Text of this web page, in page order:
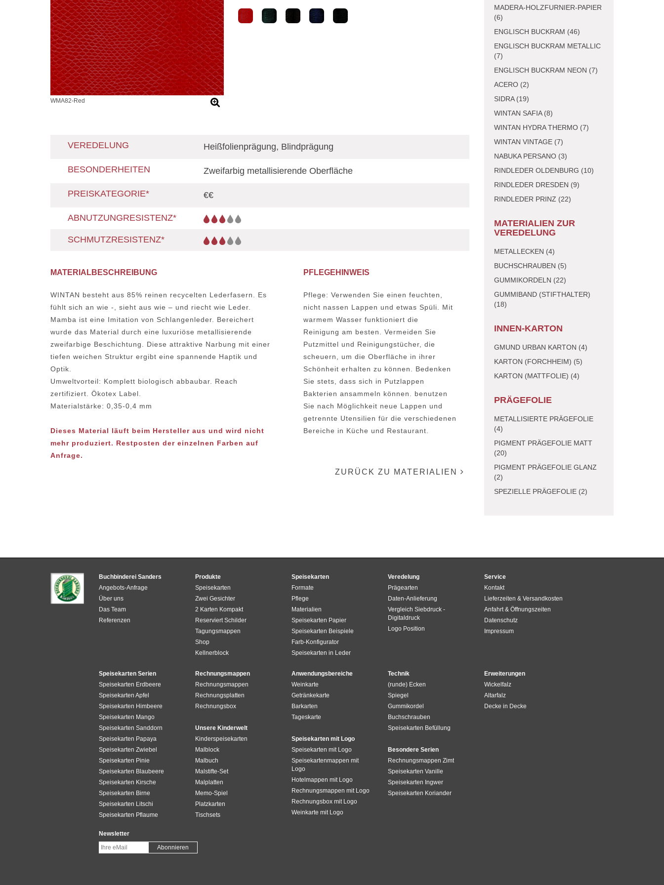
WMA82-Red
VEREDELUNG Heißfolienprägung, Blindprägung
BESONDERHEITEN Zweifarbig metallisierende Oberfläche
PREISKATEGORIE* €€
ABNUTZUNGRESISTENZ*
SCHMUTZRESISTENZ*
MATERIALBESCHREIBUNG
WINTAN besteht aus 85% reinen recycelten Lederfasern. Es
fühlt sich an wie -, sieht aus wie – und riecht wie Leder.
Mamba ist eine Imitation von Schlangenleder. Bereichert
wurde das Material durch eine luxuriöse metallisierende
zweifarbige Beschichtung. Diese attraktive Narbung mit einer
tiefen weichen Struktur ergibt eine spannende Haptik und
Optik.
Umweltvorteil: Komplett biologisch abbaubar. Reach
zertifiziert. Ökotex Label.
Materialstärke: 0,35-0,4 mm
Dieses Material läuft beim Hersteller aus und wird nicht
mehr produziert. Restposten der einzelnen Farben auf
Anfrage.
PFLEGEHINWEIS
Pflege: Verwenden Sie einen feuchten,
nicht nassen Lappen und etwas Spüli. Mit
warmem Wasser funktioniert die
Reinigung am besten. Vermeiden Sie
Putzmittel und Reinigungstücher, die
scheuern, um die Oberfläche in ihrer
Schönheit erhalten zu können. Bedenken
Sie stets, dass sich in Putzlappen
Bakterien ansammeln können. benutzen
Sie nach Möglichkeit neue Lappen und
getrennte Utensilien für die verschiedenen
Bereiche in Küche und Restaurant.
ZURÜCK ZU MATERIALIEN
MADERA-HOLZFURNIER-PAPIER
(6)
ENGLISCH BUCKRAM (46)
ENGLISCH BUCKRAM METALLIC
(7)
ENGLISCH BUCKRAM NEON (7)
ACERO (2)
SIDRA (19)
WINTAN SAFIA (8)
WINTAN HYDRA THERMO (7)
WINTAN VINTAGE (7)
NABUKA PERSANO (3)
RINDLEDER OLDENBURG (10)
RINDLEDER DRESDEN (9)
RINDLEDER PRINZ (22)
MATERIALIEN ZUR
VEREDELUNG
METALLECKEN (4)
BUCHSCHRAUBEN (5)
GUMMIKORDELN (22)
GUMMIBAND (STIFTHALTER)
(18)
INNEN-KARTON
GMUND URBAN KARTON (4)
KARTON (FORCHHEIM) (5)
KARTON (MATTFOLIE) (4)
PRÄGEFOLIE
METALLISIERTE PRÄGEFOLIE
(4)
PIGMENT PRÄGEFOLIE MATT
(20)
PIGMENT PRÄGEFOLIE GLANZ
(2)
SPEZIELLE PRÄGEFOLIE (2)
Buchbinderei Sanders
Angebots-Anfrage
Über uns
Das Team
Referenzen
Produkte
Speisekarten
Zwei Gesichter
2 Karten Kompakt
Reserviert Schilder
Tagungsmappen
Shop
Kellnerblock
Speisekarten
Formate
Pflege
Materialien
Speisekarten Papier
Speisekarten Beispiele
Farb-Konfigurator
Speisekarten in Leder
Veredelung
Prägearten
Daten-Anlieferung
Vergleich Siebdruck -
Digitaldruck
Logo Position
Service
Kontakt
Lieferzeiten & Versandkosten
Anfahrt & Öffnungszeiten
Datenschutz
Impressum
Speisekarten Serien
Speisekarten Erdbeere
Speisekarten Apfel
Speisekarten Himbeere
Speisekarten Mango
Speisekarten Sanddorn
Speisekarten Papaya
Speisekarten Zwiebel
Speisekarten Pinie
Speisekarten Blaubeere
Speisekarten Kirsche
Speisekarten Birne
Speisekarten Litschi
Speisekarten Pflaume
Rechnungsmappen
Rechnungsmappen
Rechnungsplatten
Rechnungsbox
Unsere Kinderwelt
Kinderspeisekarten
Malblock
Malbuch
Malstifte-Set
Malplatten
Memo-Spiel
Platzkarten
Tischsets
Anwendungsbereiche
Weinkarte
Getränkekarte
Barkarten
Tageskarte
Speisekarten mit Logo
Speisekarten mit Logo
Speisekartenmappen mit
Logo
Hotelmappen mit Logo
Rechnungsmappen mit Logo
Rechnungsbox mit Logo
Weinkarte mit Logo
Technik
(runde) Ecken
Spiegel
Gummikordel
Buchschrauben
Speisekarten Befüllung
Besondere Serien
Rechnungsmappen Zimt
Speisekarten Vanille
Speisekarten Ingwer
Speisekarten Koriander
Erweiterungen
Wickelfalz
Altarfalz
Decke in Decke
Newsletter